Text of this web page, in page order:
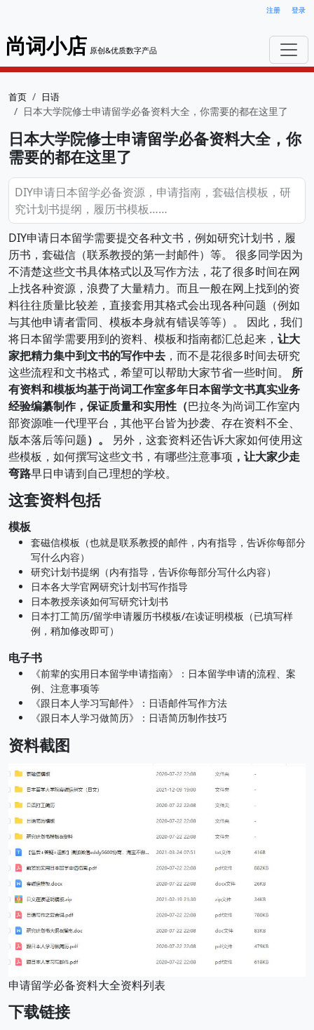
注册 登录
尚词小店 原创&优质数字产品
首页 日语
日本大学院修士申请留学必备资料大全，你需要的都在这里了
日本大学院修士申请留学必备资料大全，你
需要的都在这里了
DIY申请日本留学必备资源，申请指南，套磁信模板，研
究计划书提纲，履历书模板……
DIY申请日本留学需要提交各种文书，例如研究计划书，履
历书，套磁信（联系教授的第一封邮件）等。 很多同学因为
不清楚这些文书具体格式以及写作方法，花了很多时间在网
上找各种资源，浪费了大量精力。而且一般在网上找到的资
料往往质量比较差，直接套用其格式会出现各种问题（例如
与其他申请者雷同、模板本身就有错误等等）。 因此，我们
将日本留学需要用到的资料、模板和指南都汇总起来， 让大
家把精力集中到文书的写作中去 ，而不是花很多时间去研究
这些流程和文书格式，希望可以帮助大家节省一些时间。 所
有资料和模板均基于尚词工作室多年日本留学文书真实业务
经验编纂制作，保证质量和实用性（巴拉冬为尚词工作室内
部资源唯一代理平台，其他平台皆为抄袭、存在资料不全、
版本落后等问题）。
另外，这套资料还告诉大家如何使用这
些模板，如何撰写这些文书，有哪些注意事项 ，让大家少走
弯路早日申请到自己理想的学校。
这套资料包括
模板
套磁信模板（也就是联系教授的邮件，内有指导，告诉你每部分
写什么内容）
研究计划书提纲（内有指导，告诉你每部分写什么内容）
日本各大学官网研究计划书写作指导
日本教授亲谈如何写研究计划书
日本打工简历/留学申请履历书模板/在读证明模板（已填写样
例，稍加修改即可）
电子书
《前辈的实用日本留学申请指南》：日本留学申请的流程、案
例、注意事项等
《跟日本人学习写邮件》：日语邮件写作方法
《跟日本人学习做简历》：日语简历制作技巧
资料截图
申请留学必备资料大全资料列表
下载链接